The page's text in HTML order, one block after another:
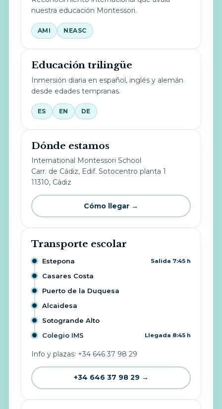
nuestra educación Montessori.
AMI NEASC
Educación trilingüe
Inmersión diaria en español, inglés y alemán
desde edades tempranas.
ES EN DE
Dónde estamos
International Montessori School
Carr. de Cádiz, Edif. Sotocentro planta 1
11310, Cádiz
Cómo llegar →
Transporte escolar
Estepona Salida 7:45 h
Casares Costa
Puerto de la Duquesa
Alcaidesa
Sotogrande Alto
Colegio IMS
Llegada 8:45 h
Info y plazas: +34 646 37 98 29
+34 646 37 98 29 →